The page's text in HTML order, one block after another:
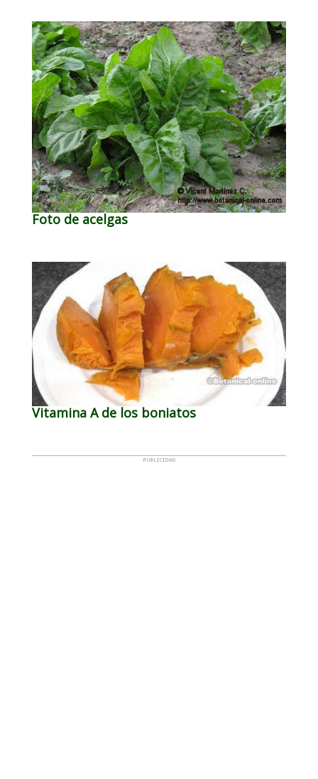
Foto de acelgas
Vitamina A de los boniatos